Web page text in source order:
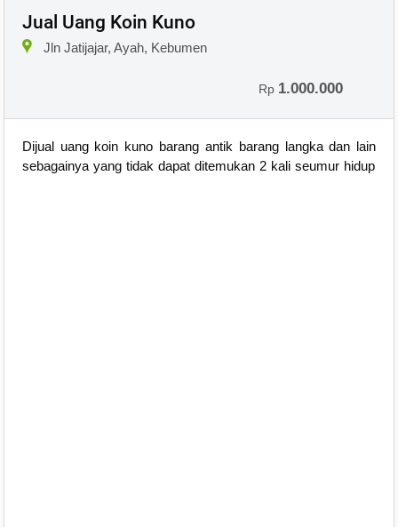
Jual Uang Koin Kuno
Jln Jatijajar, Ayah, Kebumen
Rp 1.000.000
Dijual uang koin kuno barang antik barang langka dan lain
sebagainya yang tidak dapat ditemukan 2 kali seumur hidup